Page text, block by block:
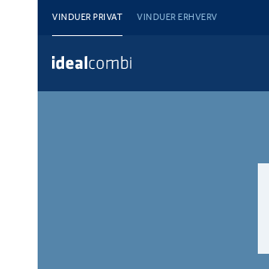
VINDUER PRIVAT VINDUER ERHVERV